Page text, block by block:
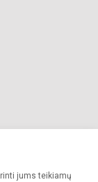
jums teikiamų
saugomos.